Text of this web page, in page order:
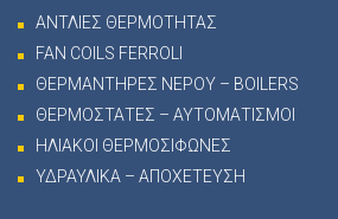
ΑΝΤΛΙΕΣ ΘΕΡΜΟΤΗΤΑΣ
FAN COILS FERROLI
ΘΕΡΜΑΝΤΗΡΕΣ ΝΕΡΟΥ – BOILERS
ΘΕΡΜΟΣΤΑΤΕΣ – ΑΥΤΟΜΑΤΙΣΜΟΙ
ΗΛΙΑΚΟΙ ΘΕΡΜΟΣΙΦΩΝΕΣ
ΥΔΡΑΥΛΙΚΑ – ΑΠΟΧΕΤΕΥΣΗ